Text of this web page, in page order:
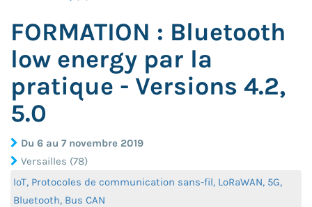
FORMATION : Bluetooth
low energy par la
pratique - Versions 4.2,
5.0
Du 6 au 7 novembre 2019
Versailles (78)
IoT, Protocoles de communication sans-fil, LoRaWAN, 5G,
Bluetooth, Bus CAN